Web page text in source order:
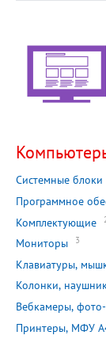
Системные блоки
Программное
Комплектующие
Мониторы 3
Клавиатуры,
Колонки,
Вебкамеры,
Принтеры, МФУ